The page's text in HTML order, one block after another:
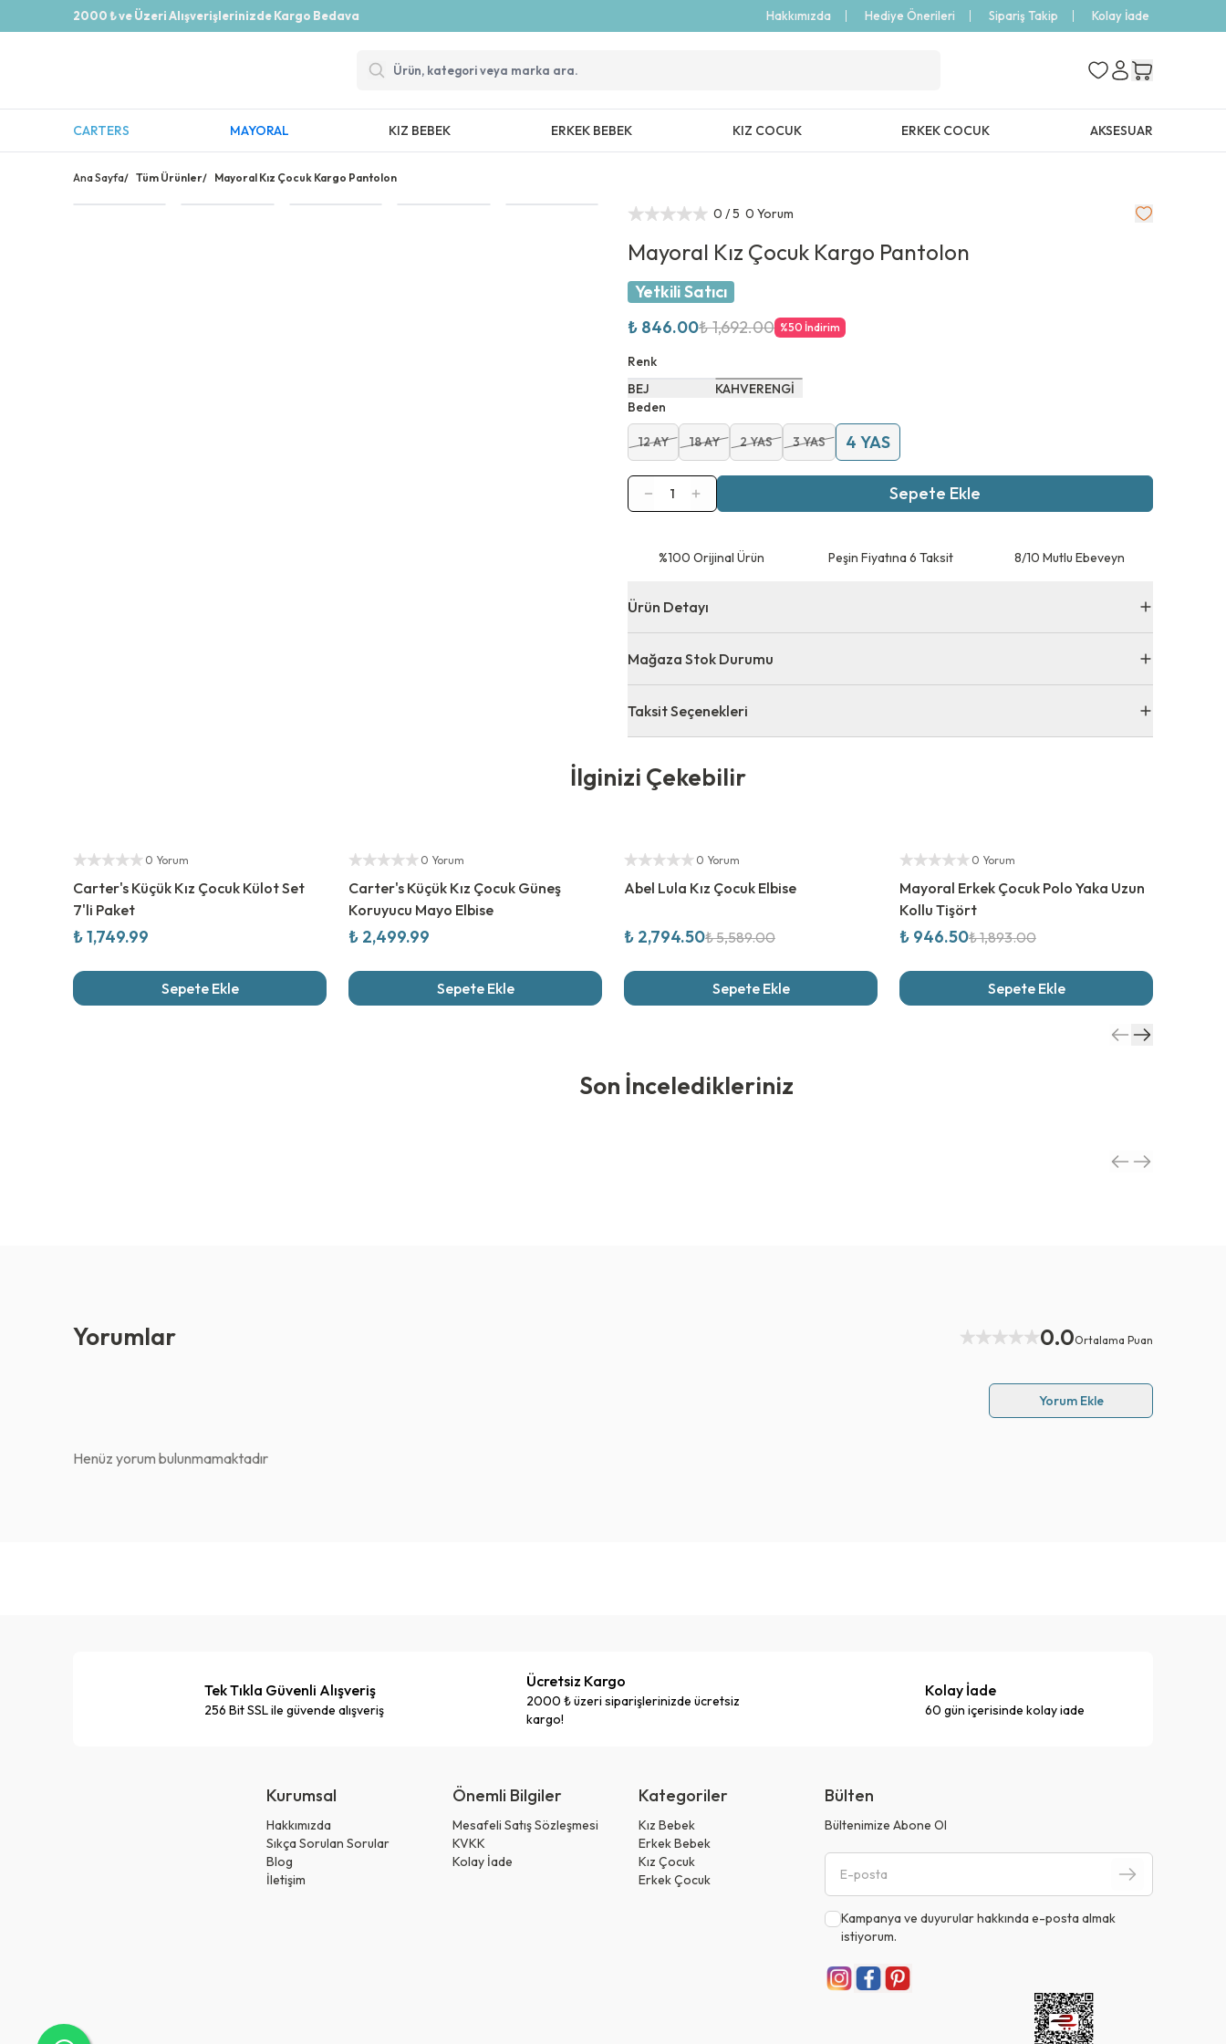
2000 ₺ ve Üzeri Alışverişlerinizde Kargo Bedava Hakkımızda Hediye Önerileri Sipariş Takip Kolay İade
CARTERS MAYORAL KIZ BEBEK ERKEK BEBEK KIZ COCUK ERKEK COCUK AKSESUAR
Ana Sayfa/ Tüm Ürünler/ Mayoral Kız Çocuk Kargo Pantolon
0 / 5 0 Yorum
Mayoral Kız Çocuk Kargo Pantolon
Yetkili Satıcı
₺ 846.00₺ 1,692.00 %50 İndirim
Renk
BEJ
KAHVERENGİ
Beden
12 AY 18 AY 2 YAS 3 YAS 4 YAS
1 Sepete Ekle
⁠%100 Orijinal Ürün Peşin Fiyatına 6 Taksit 8/10 Mutlu Ebeveyn
Ürün Detayı
Mağaza Stok Durumu
Taksit Seçenekleri
İlginizi Çekebilir
0 Yorum
Carter's Küçük Kız Çocuk Külot Set
7'li Paket
₺ 1,749.99
Sepete Ekle
0 Yorum
Carter's Küçük Kız Çocuk Güneş
Koruyucu Mayo Elbise
₺ 2,499.99
Sepete Ekle
Yetkili Satıcı
0 Yorum
Abel Lula Kız Çocuk Elbise
₺ 2,794.50₺ 5,589.00
Sepete Ekle
Yetkili Satıcı
0 Yorum
Mayoral Erkek Çocuk Polo Yaka Uzun
Kollu Tişört
₺ 946.50₺ 1,893.00
Sepete Ekle
Son İnceledikleriniz
Yorumlar 0.0Ortalama Puan
Yorum Ekle
Henüz yorum bulunmamaktadır
Tek Tıkla Güvenli Alışveriş
256 Bit SSL ile güvende alışveriş
Ücretsiz Kargo
2000 ₺ üzeri siparişlerinizde ücretsiz
kargo!
Kolay İade
60 gün içerisinde kolay iade
Kurumsal
Hakkımızda
Sıkça Sorulan Sorular
Blog
İletişim
Önemli Bilgiler
Mesafeli Satış Sözleşmesi
KVKK
Kolay İade
Kategoriler
Kız Bebek
Erkek Bebek
Kız Çocuk
Erkek Çocuk
Bülten
Bültenimize Abone Ol
Kampanya ve duyurular hakkında e-posta almak
istiyorum.